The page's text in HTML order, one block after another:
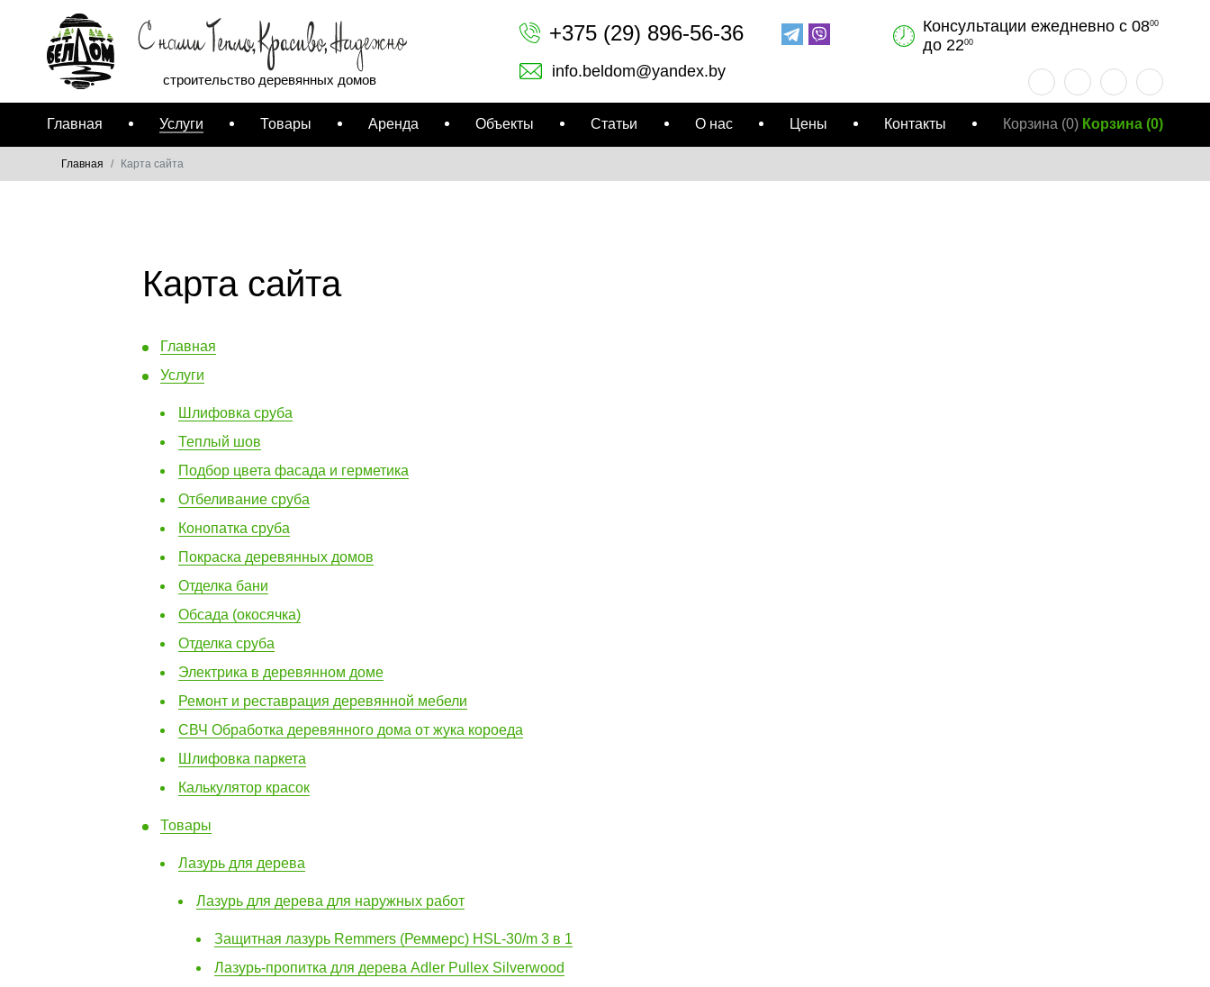
строительство деревянных домов
+375 (29) 896-56-36
info.beldom@yandex.by
Консультации ежедневно с 0800
до 2200
Главная Услуги Товары Аренда Объекты Статьи О нас Цены Контакты Корзина (0) Корзина(0)
Главная Карта сайта
Карта сайта
Главная
Услуги
Шлифовка сруба
Теплый шов
Подбор цвета фасада и герметика
Отбеливание сруба
Конопатка сруба
Покраска деревянных домов
Отделка бани
Обсада (окосячка)
Отделка сруба
Электрика в деревянном доме
Ремонт и реставрация деревянной мебели
СВЧ Обработка деревянного дома от жука короеда
Шлифовка паркета
Калькулятор красок
Товары
Лазурь для дерева
Лазурь для дерева для наружных работ
Защитная лазурь Remmers (Реммерс) HSL-30/m 3 в 1
Лазурь-пропитка для дерева Adler Pullex Silverwood